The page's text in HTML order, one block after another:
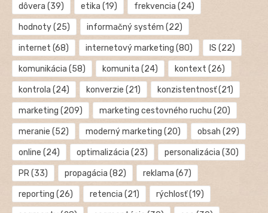
dôvera (39) etika (19) frekvencia (24)
hodnoty(25) informačný systém (22)
internet (68) internetový marketing (80) IS (22)
komunikácia (58) komunita (24) kontext (26)
kontrola (24) konverzie (21) konzistentnosť(21)
marketing (209) marketing cestovného ruchu (20)
meranie (52) moderný marketing (20) obsah (29)
online (24) optimalizácia (23) personalizácia (30)
PR(33) propagácia (82) reklama (67)
reporting (26) retencia (21) rýchlosť(19)